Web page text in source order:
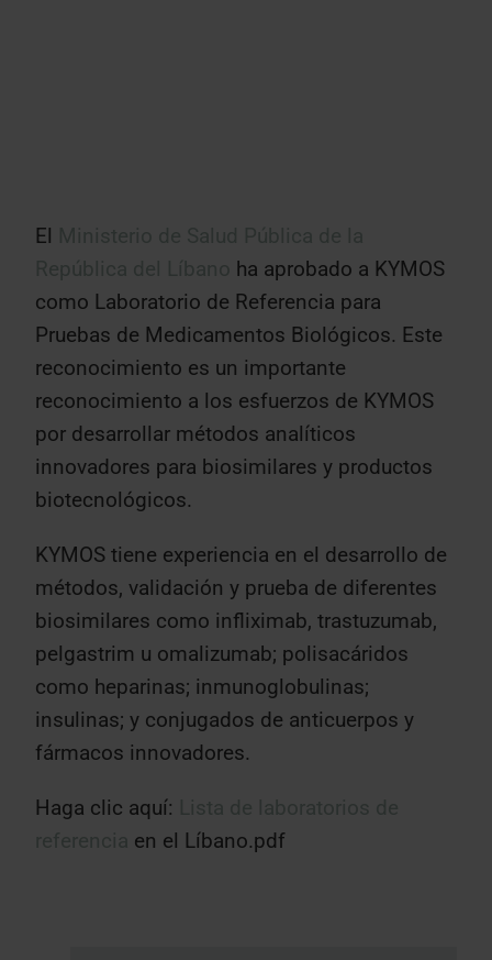
El
ha aprobado a KYMOS
como Laboratorio de Referencia para
Pruebas de Medicamentos Biológicos. Este
reconocimiento es un importante
reconocimiento a los esfuerzos de KYMOS
por desarrollar métodos analíticos
innovadores para biosimilares y productos
biotecnológicos.
KYMOS tiene experiencia en el desarrollo de
métodos, validación y prueba de diferentes
biosimilares como infliximab, trastuzumab,
pelgastrim u omalizumab; polisacáridos
como heparinas; inmunoglobulinas;
insulinas; y conjugados de anticuerpos y
fármacos innovadores.
Haga clic aquí:
en el Líbano.pdf